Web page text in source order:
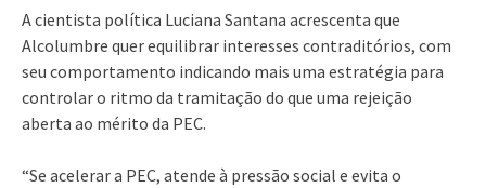
A cientista política Luciana Santana acrescenta que
Alcolumbre quer equilibrar interesses contraditórios, com
seu comportamento indicando mais uma estratégia para
controlar o ritmo da tramitação do que uma rejeição
aberta ao mérito da PEC.
“Se acelerar a PEC, atende à pressão social e evita o